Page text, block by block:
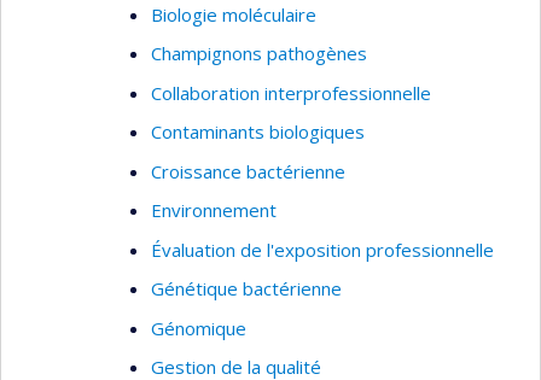
Biologie moléculaire
Champignons pathogènes
Collaboration interprofessionnelle
Contaminants biologiques
Croissance bactérienne
Environnement
Évaluation de l'exposition professionnelle
Génétique bactérienne
Génomique
Gestion de la qualité